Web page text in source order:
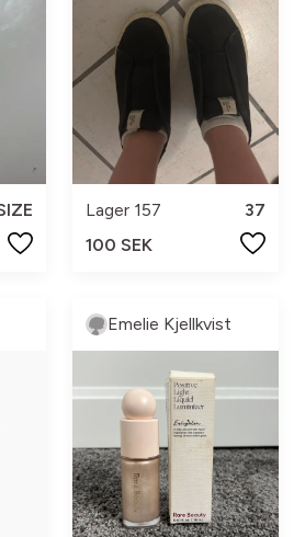
Lager 157
37
100 SEK
Emelie Kjellkvist